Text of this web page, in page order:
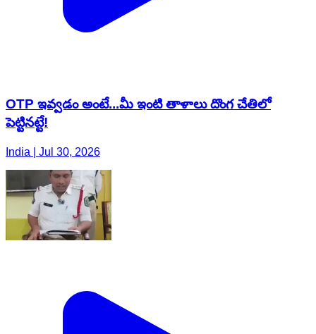
OTP ఇవ్వడం అంటే...మీ ఇంటి తాళాలు దొంగ చేతిలో
పెట్టినట్టే!
India | Jul 30, 2026